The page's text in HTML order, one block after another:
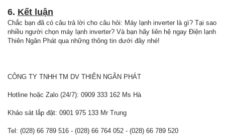
6. Kết luận
Chắc bạn đã có câu trả lời cho câu hỏi: Máy lạnh inverter là gì? Tại sao
nhiều người chọn máy lạnh inverter? Và bạn hãy liên hệ ngay Điện lạnh
Thiên Ngân Phát qua những thông tin dưới đây nhé!
CÔNG TY TNHH TM DV THIÊN NGÂN PHÁT
Hotline hoặc Zalo (24/7): 0909 333 162 Ms Hà
Khảo sát lắp đặt: 0901 975 133 Mr Trung
Tel: (028) 66 789 516 - (028) 66 764 052 - (028) 66 789 520